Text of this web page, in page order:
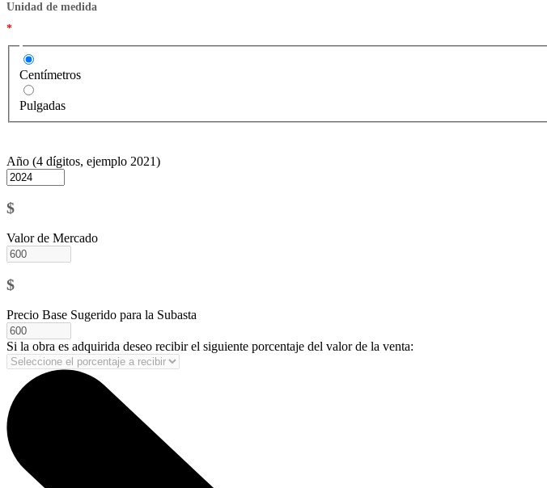
Unidad de medida
*
Centímetros
Pulgadas
Año (4 dígitos, ejemplo 2021)
$
Valor de Mercado
$
Precio Base Sugerido para la Subasta
Si la obra es adquirida deseo recibir el siguiente porcentaje del valor de la venta: